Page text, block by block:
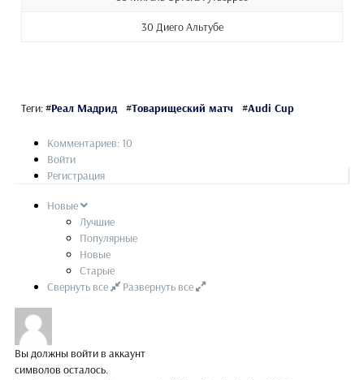
30 Диего Альтубе
Теги:#Реал Мадрид #Товарищеский матч #Audi Cup
Комментариев: 10
Войти
Регистрация
Новые
Лучшие
Популярные
Новые
Старые
Свернуть все
Развернуть все
Вы должны войти в аккаунт
символов осталось.